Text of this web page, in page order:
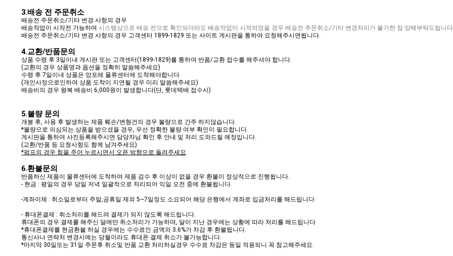
3.배송 전 주문취소
배송전 주문취소/기타 변경 사항의 경우
배송작업이 시작전 가능하며 시스템상으로 배송 전으로 확인되더라도 배송작업이 시작되었을 경우 배송전 주문취소/기타 변경처리가 불가한 점 양해부탁드립니
배송전 주문취소/기타 변경 사항의 경우 고객센터 1899-1829 또는 사이트 게시판을 통하여 요청해주시면됩니다.
4.교환/반품문의
상품 수령 후 3일이내 게시판 또는 고객센터(1899-1829)를 통하여 반품/교환 접수를 해주셔야 합니다.
(교환의 경우 상품명과 옵션을 정확히 말씀해주세요)
수령 후 7일이내 상품은 앙포레 물류센터에 도착해야합니다.
(개인사정으로인하여 상품 도착이 지연될 경우 미리 말씀해주세요)
배송비의 경우 왕복 배송비 6,000원이 발생합니다(단, 롯데택배 접수시)
5.불량 문의
개봉 후, 사용 후 발생하는 제품 훼손/변형건의 경우 불량으로 간주 하지않습니다.
*불량으로 의심되는 상품을 받으셨을 경우, 우선 정확한 불량 여부 확인이 필요합니다.
게시판을 통하여 사진등록해주시면 담당자님 확인 후 안내 및 처리 도와드릴 예정입니다.
(교환/반품 등 요청사항도 함께 남겨주세요)
*펌프의 경우 힘을 주어 누르시면서 오픈 방향으로 돌려주세요
6.환불문의
반품하신 제품이 물류센터에 도착하여 제품 검수 후 이상이 없을 경우 환불이 정상적으로 진행됩니다.
- 현금 : 평일의 경우 당일 저녁 일괄적으로 처리되어 익일 오전 중에 환불됩니다.
-계좌이체 : 취소일로부터 주말,공휴일 제외 5~7일정도 소요되어 해당 은행에서 계좌로 입금처리를 해드립니다.
- 휴대폰결제 : 취소처리를 해드려 결제가 되지 않도록 해드립니다.
휴대폰의 경우 결제를 해주신 달에만 취소처리가 가능하며, 달이 지난 경우에는 상황에 따라 처리를 해드립니다
*휴대폰결제를 현금환불 하실 경우에는 수수료인 금액의 3.6%가 차감 후 환불됩니다.
통신사나 연락처 변경시에는 당월이라도 휴대폰 결제 취소가 불가능합니다.
*마지막 30일또는 31일 주문후 취소및 반품 교환 처리하실경우 수수료 차감은 동일 적용되니 꼭 참고해주세요.